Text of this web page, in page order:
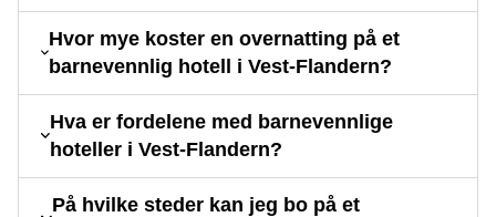
Hvor mye koster en overnatting på et
barnevennlig hotell i Vest-Flandern?
Hva er fordelene med barnevennlige
hoteller i Vest-Flandern?
På hvilke steder kan jeg bo på et